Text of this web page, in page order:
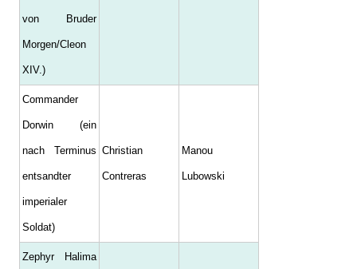
von Bruder
Morgen/Cleon
XIV.)
Commander
Dorwin (ein
nach Terminus
entsandter
imperialer
Soldat)
Christian
Contreras
Manou
Lubowski
Zephyr Halima